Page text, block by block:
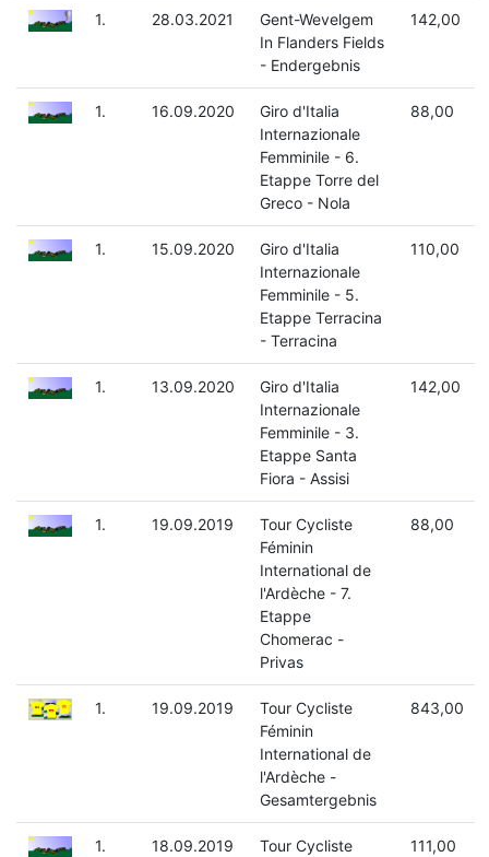
1. 28.03.2021
Gent-Wevelgem
In Flanders Fields
- Endergebnis
142,00
1. 16.09.2020
Giro d'Italia
Internazionale
Femminile - 6.
Etappe Torre del
Greco - Nola
88,00
1. 15.09.2020
Giro d'Italia
Internazionale
Femminile - 5.
Etappe Terracina
- Terracina
110,00
1. 13.09.2020
Giro d'Italia
Internazionale
Femminile - 3.
Etappe Santa
Fiora - Assisi
142,00
1. 19.09.2019
Tour Cycliste
Féminin
International de
l'Ardèche - 7.
Etappe
Chomerac -
Privas
88,00
1. 19.09.2019
Tour Cycliste
Féminin
International de
l'Ardèche -
Gesamtergebnis
843,00
1. 18.09.2019
Tour Cycliste
111,00